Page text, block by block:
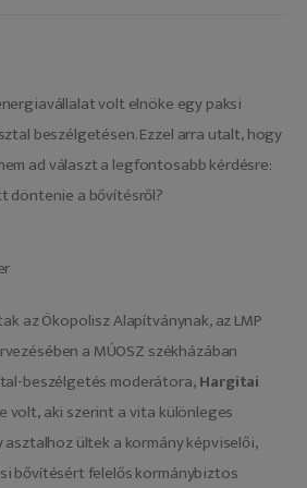
volt elnöke egy paksi
beszélgetésen. Ezzel arra utalt, hogy
ad választ a legfontosabb kérdésre:
döntenie a bővítésről?
az Ökopolisz Alapítványnak, az LMP
a MÚOSZ székházában
beszélgetés moderátora, Hargitai
volt, aki szerint a vita különleges
ültek a kormány képviselői,
bővítésért felelős kormánybiztos